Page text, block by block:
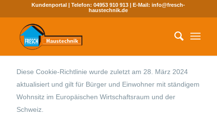
Kundenportal | Telefon:04953 910 913 | E-Mail:info@fresch-
haustechnik.de
Diese Cookie-Richtlinie wurde zuletzt am 28. März 2024
aktualisiert und gilt für Bürger und Einwohner mit ständigem
Wohnsitz im Europäischen Wirtschaftsraum und der
Schweiz.